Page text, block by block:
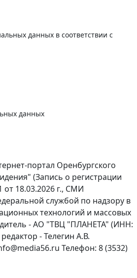
данных в соответствии с
данных
портал Оренбургского
(Запись о регистрации
18.03.2026 г., СМИ
службой по надзору в
технологий и массовых
- АО "ТВЦ "ПЛАНЕТА" (ИНН:
- Телегин А.В.
Телефон: 8 (3532)